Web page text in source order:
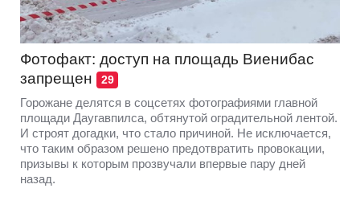
Фотофакт: доступ на площадь Виенибас
запрещен
29
Горожане делятся в соцсетях фотографиями главной
площади Даугавпилса, обтянутой оградительной лентой.
И строят догадки, что стало причиной. Не исключается,
что таким образом решено предотвратить провокации,
призывы к которым прозвучали впервые пару дней
назад.